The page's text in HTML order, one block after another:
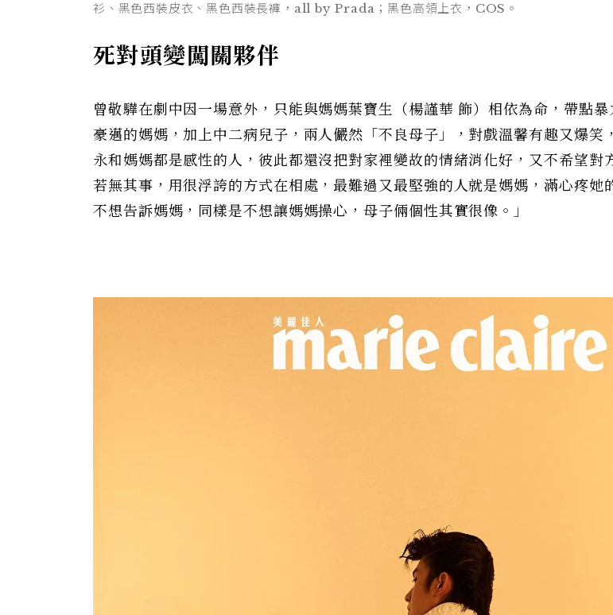
衫、黑色西裝皮衣、黑色西裝長褲，all by Prada；黑色高領上衣，COS。
死對頭變闖關夥伴
曾敬驊在劇中因一場意外，只能與媽媽葉寶生（楊謹華 飾）相依為命，帶點
豪邁的媽媽，加上中二病兒子，兩人儼然「不良母子」，對戲溫馨有趣又爆笑
永和媽媽都是感性的人，彼此都還沒把對家裡變故的情緒消化好，又不希望對
若無其事，用很浮誇的方式在相處，最難過又最堅強的人就是媽媽，滿心疼她
不想告訴媽媽，同樣是不想讓媽媽操心，母子倆個性其實很像。」